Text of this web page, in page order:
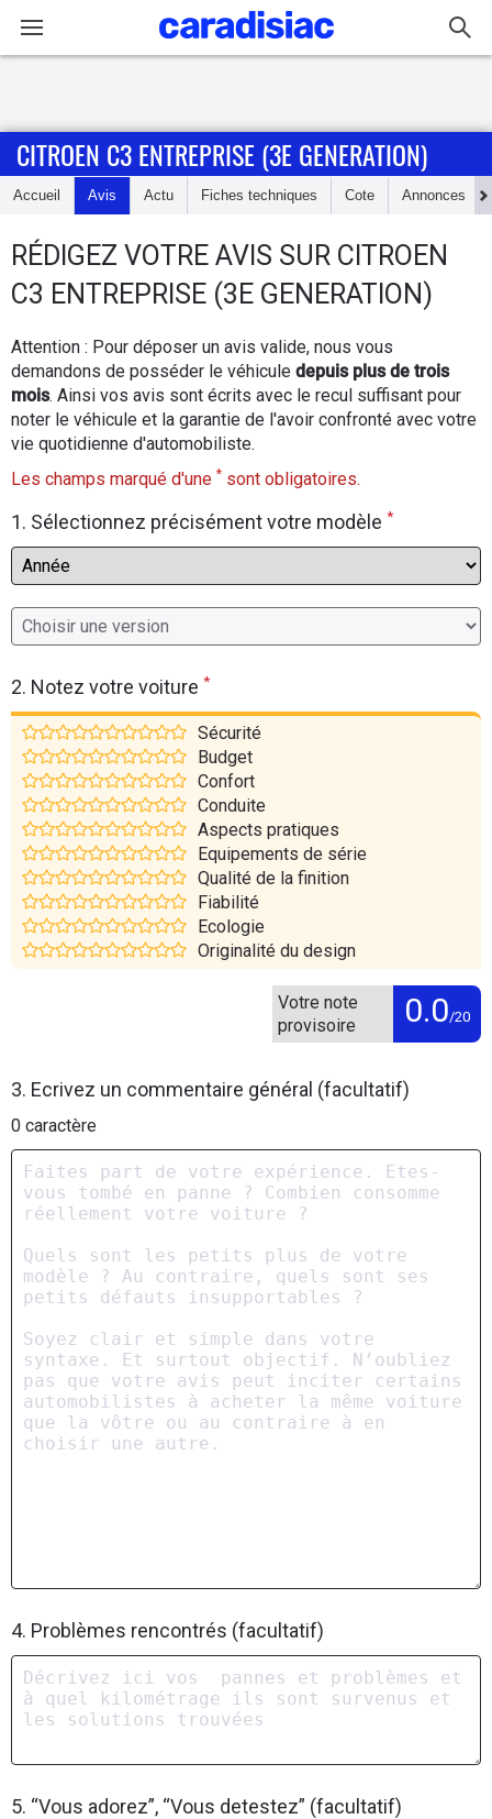
Accueil
Essais
d'achat
Electriques
Flottes
Auto
Moto
Marques
CITROEN C3 ENTREPRISE (3E GENERATION)
Accueil Avis Actu Fiches techniques Cote Annonces
RÉDIGEZ VOTRE AVIS SUR CITROEN
C3 ENTREPRISE (3E GENERATION)
Attention : Pour déposer un avis valide, nous vous
demandons de posséder le véhicule depuis plus de trois
mois. Ainsi vos avis sont écrits avec le recul suffisant pour
noter le véhicule et la garantie de l'avoir confronté avec votre
vie quotidienne d'automobiliste.
Les champs marqué d'une * sont obligatoires.
1. Sélectionnez précisément votre modèle *
2. Notez votre voiture *
Sécurité
Budget
Confort
Conduite
Aspects pratiques
Equipements de série
Qualité de la finition
Fiabilité
Ecologie
Originalité du design
Votre note
provisoire
0.0/20
3. Ecrivez un commentaire général (facultatif)
0 caractère
4. Problèmes rencontrés (facultatif)
5. “Vous adorez”, “Vous detestez” (facultatif)